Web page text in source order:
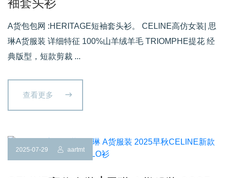
A货包包网 :HERITAGE短袖套头衫。 CELINE高仿女装| 思
琳A货服装 详细特征 100%山羊绒羊毛 TRIOMPHE提花 经
典版型，短款剪裁 ...
查看更多
2025-07-29 aartmt